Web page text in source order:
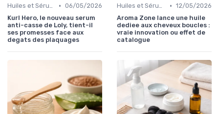
Huiles et Sérums • 06/05/2026
Kurl Hero, le nouveau serum
anti-casse de Loly, tient-il
ses promesses face aux
degats des plaquages
Huiles et Sérums • 12/05/2026
Aroma Zone lance une huile
dediee aux cheveux boucles :
vraie innovation ou effet de
catalogue